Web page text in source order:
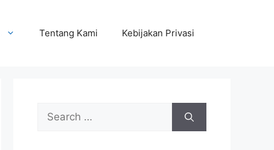
Tentang Kami Kebijakan Privasi
Search
for: